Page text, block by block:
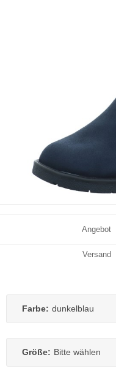
Angebot
Versand
Farbe: dunkelblau
Größe: Bitte wählen